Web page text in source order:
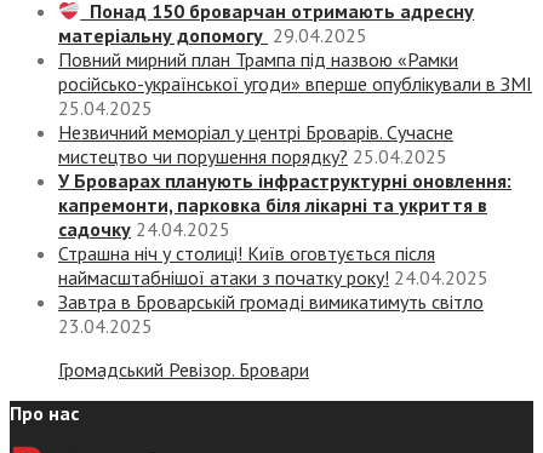
Понад 150 броварчан отримають адресну
матеріальну допомогу 29.04.2025
Повний мирний план Трампа під назвою «‎Рамки
російсько-української угоди» вперше опублікували в ЗМІ
25.04.2025
Незвичний меморіал у центрі Броварів. Сучасне
мистецтво чи порушення порядку? 25.04.2025
У Броварах планують інфраструктурні оновлення:
капремонти, парковка біля лікарні та укриття в
садочку 24.04.2025
Страшна ніч у столиці! Київ оговтується після
наймасштабнішої атаки з початку року! 24.04.2025
Завтра в Броварській громаді вимикатимуть світло
23.04.2025
Громадський Ревізор. Бровари
Про нас